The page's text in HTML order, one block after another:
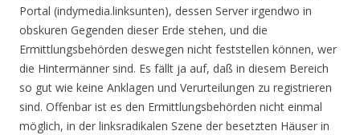
Portal (indymedia.linksunten), dessen Server irgendwo in
obskuren Gegenden dieser Erde stehen, und die
Ermittlungsbehörden deswegen nicht feststellen können, wer
die Hintermänner sind. Es fällt ja auf, daß in diesem Bereich
so gut wie keine Anklagen und Verurteilungen zu registrieren
sind. Offenbar ist es den Ermittlungsbehörden nicht einmal
möglich, in der linksradikalen Szene der besetzten Häuser in